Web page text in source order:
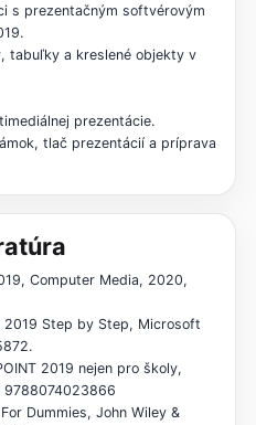
s prezentačným softvérovým
tabuľky a kreslené objekty v
prezentácie.
tlač prezentácií a príprava
Computer Media, 2020,
2019 Step by Step, Microsoft
2019 nejen pro školy,
9788074023866
Dummies, John Wiley &